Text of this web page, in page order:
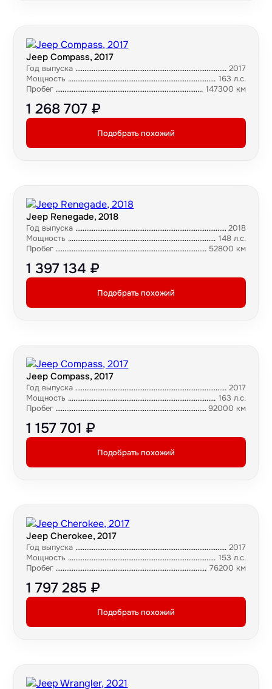
Jeep Compass, 2017
Год выпуска
2017
Мощность
163 л.с.
Пробег
147300 км
1 268 707 ₽
Подобрать похожий
Jeep Renegade, 2018
Год выпуска
2018
Мощность
148 л.с.
Пробег
52800 км
1 397 134 ₽
Подобрать похожий
Jeep Compass, 2017
Год выпуска
2017
Мощность
163 л.с.
Пробег
92000 км
1 157 701 ₽
Подобрать похожий
Jeep Cherokee, 2017
Год выпуска
2017
Мощность
153 л.с.
Пробег
76200 км
1 797 285 ₽
Подобрать похожий